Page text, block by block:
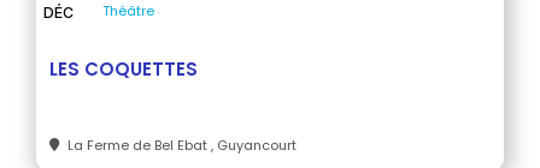
DÉC
Théâtre
LES COQUETTES
La Ferme de Bel Ebat , Guyancourt